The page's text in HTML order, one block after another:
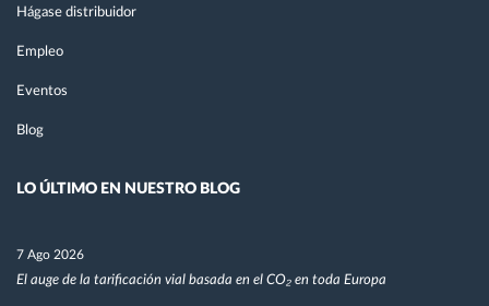
Hágase distribuidor
Empleo
Eventos
Blog
LO ÚLTIMO EN NUESTRO BLOG
7 Ago 2026
El auge de la tarificación vial basada en el CO₂ en toda Europa